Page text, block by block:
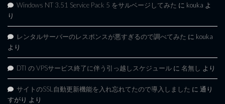
Windows NT 3.51 Service Pack 5 をサルベージしてみた に kouka よ
り
レンタルサーバーのレスポンスが悪すぎるので調べてみた に kouka
より
DTI の VPSサービス終了に伴う引っ越しスケジュール に 名無し より
サイトのSSL自動更新機能を入れ忘れてたので導入しました に 通り
すがり より